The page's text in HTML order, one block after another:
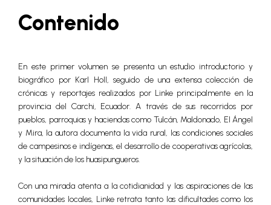
Contenido
En este primer volumen se presenta un estudio introductorio y
biográfico por Karl Holl, seguido de una extensa colección de
crónicas y reportajes realizados por Linke principalmente en la
provincia del Carchi, Ecuador. A través de sus recorridos por
pueblos, parroquias y haciendas como Tulcán, Maldonado, El Ángel
y Mira, la autora documenta la vida rural, las condiciones sociales
de campesinos e indígenas, el desarrollo de cooperativas agrícolas,
y la situación de los huasipungueros.
Con una mirada atenta a la cotidianidad y las aspiraciones de las
comunidades locales, Linke retrata tanto las dificultades como los